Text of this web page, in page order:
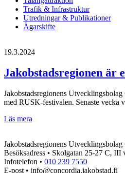
Trafik & Infrastruktur
Utredningar & Publikationer
Ägarskifte
19.3.2024
Jakobstadsregionen är
Jakobstadsregionens
med RUSK-festivalen. Senaste vecka
Läs mera
stark
kulturbärare
–
låt
Jakobstadsregionens
Besöksadress • Skolgatan 25-27 C, III
Infotelefon • 010 239 7550
E-post • info@concordia.jakobstad.fi